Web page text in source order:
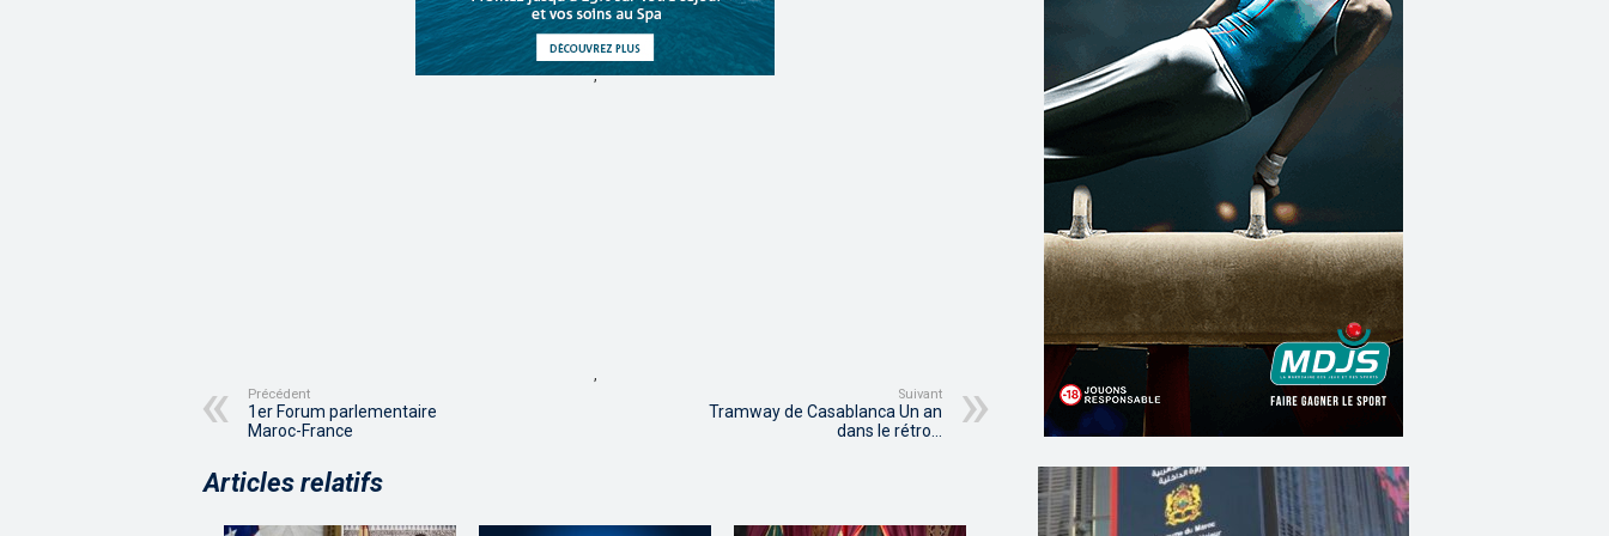
,
,
Précédent
1er Forum parlementaire
Maroc-France
Suivant
Tramway de Casablanca Un an
dans le rétro…
Articles relatifs